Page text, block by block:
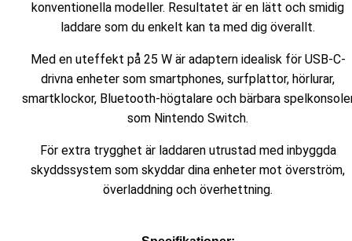
konventionella modeller. Resultatet är en lätt och smidig
laddare som du enkelt kan ta med dig överallt.
Med en uteffekt på 25 W är adaptern idealisk för USB-C-
drivna enheter som smartphones, surfplattor, hörlurar,
smartklockor, Bluetooth-högtalare och bärbara
som Nintendo Switch.
För extra trygghet är laddaren utrustad med inbyggda
skyddssystem som skyddar dina enheter mot överström,
överladdning och överhettning.